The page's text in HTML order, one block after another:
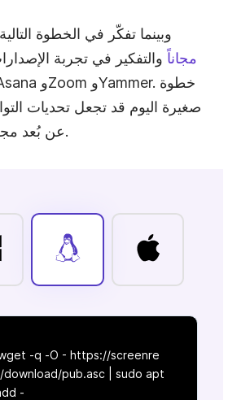
وبينما تفكّر في الخطوة
ScreenRec مجاناً والتفكير في تجربة
صغيرة اليوم قد تجعل تحديات
عن بُعد مجرّد ذكرى قريبة.
-q -O - https://screenre
download/pub.asc | sudo apt
-